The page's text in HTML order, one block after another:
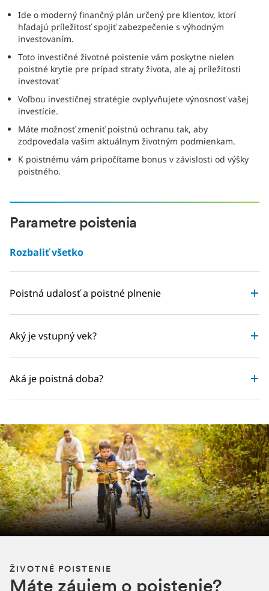
Ide o moderný finančný plán určený pre klientov, ktorí
hľadajú príležitosť spojiť zabezpečenie s výhodným
investovaním.
Toto investičné životné poistenie vám poskytne nielen
poistné krytie pre prípad straty života, ale aj príležitosti
investovať
Voľbou investičnej stratégie ovplyvňujete výnosnosť vašej
investície.
Máte možnosť zmeniť poistnú ochranu tak, aby
zodpovedala vašim aktuálnym životným podmienkam.
K poistnému vám pripočítame bonus v závislosti od výšky
poistného.
Parametre poistenia
Rozbaliť všetko
Poistná udalosť a poistné plnenie
Aký je vstupný vek?
Aká je poistná doba?
ŽIVOTNÉ POISTENIE